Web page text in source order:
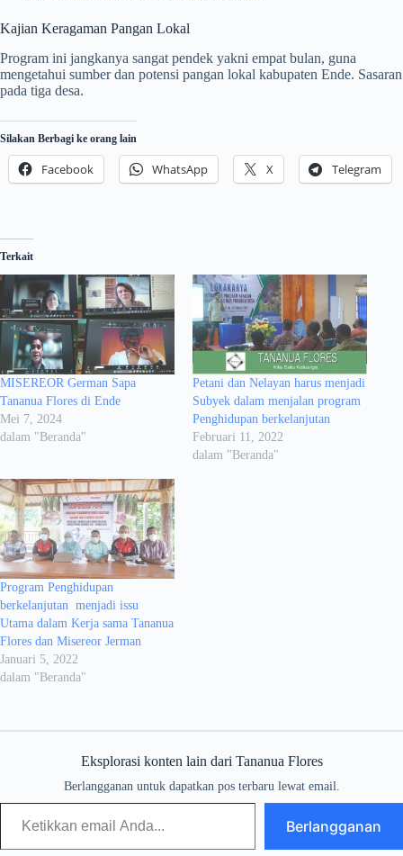
Kajian Keragaman Pangan Lokal
Program ini jangkanya sangat pendek yakni empat bulan, guna
mengetahui sumber dan potensi pangan lokal kabupaten Ende. Sasaran
pada tiga desa.
Silakan Berbagi ke orang lain
Facebook WhatsApp X Telegram
Terkait
MISEREOR German Sapa
Tananua Flores di Ende
Mei 7, 2024
dalam "Beranda"
Petani dan Nelayan harus menjadi
Subyek dalam menjalan program
Penghidupan berkelanjutan
Februari 11, 2022
dalam "Beranda"
Program Penghidupan
berkelanjutan menjadi issu
Utama dalam Kerja sama Tananua
Flores dan Misereor Jerman
Januari 5, 2022
dalam "Beranda"
Eksplorasi konten lain dari Tananua Flores
Berlangganan untuk dapatkan pos terbaru lewat email.
Berlangganan